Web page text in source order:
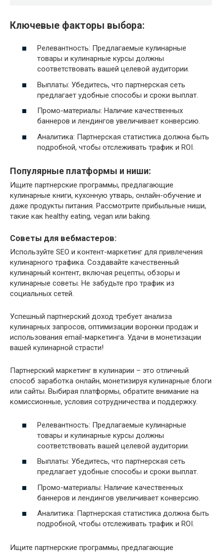
Ключевые факторы выбора:
Релевантность: Предлагаемые кулинарные
товары и кулинарные курсы должны
соответствовать вашей целевой аудитории.
Выплаты: Убедитесь, что партнерская сеть
предлагает удобные способы и сроки выплат.
Промо-материалы: Наличие качественных
баннеров и лендингов увеличивает конверсию.
Аналитика: Партнерская статистика должна быть
подробной, чтобы отслеживать трафик и ROI.
Популярные платформы и ниши:
Ищите партнерские программы, предлагающие
кулинарные книги, кухонную утварь, онлайн-обучение и
даже продукты питания. Рассмотрите прибыльные ниши,
такие как healthy eating, vegan или baking.
Советы для вебмастеров:
Используйте SEO и контент-маркетинг для привлечения
кулинарного трафика. Создавайте качественный
кулинарный контент, включая рецепты, обзоры и
кулинарные советы. Не забудьте про трафик из
социальных сетей.
Успешный партнерский доход требует анализа
кулинарных запросов, оптимизации воронки продаж и
использования email-маркетинга. Удачи в монетизации
вашей кулинарной страсти!
Партнерский маркетинг в кулинарии – это отличный
способ заработка онлайн, монетизируя кулинарные блоги
или сайты. Выбирая платформы, обратите внимание на
комиссионные, условия сотрудничества и поддержку.
Релевантность: Предлагаемые кулинарные
товары и кулинарные курсы должны
соответствовать вашей целевой аудитории.
Выплаты: Убедитесь, что партнерская сеть
предлагает удобные способы и сроки выплат.
Промо-материалы: Наличие качественных
баннеров и лендингов увеличивает конверсию.
Аналитика: Партнерская статистика должна быть
подробной, чтобы отслеживать трафик и ROI.
Ищите партнерские программы, предлагающие